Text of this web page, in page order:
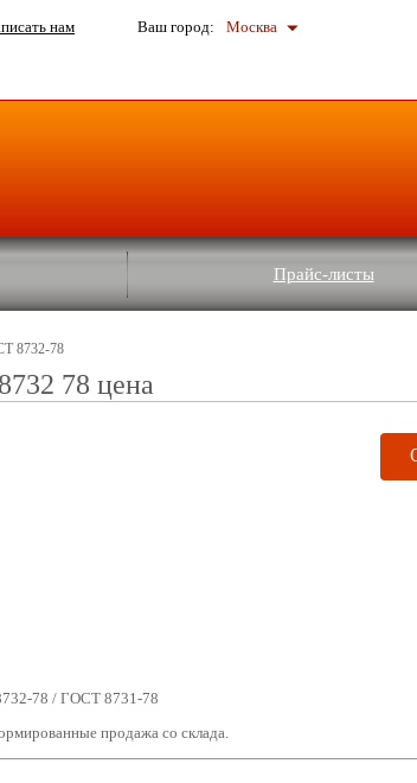
нам Ваш город: Москва
Прайс-листы
8732-78
78 цена
78 / ГОСТ 8731-78
продажа со склада.